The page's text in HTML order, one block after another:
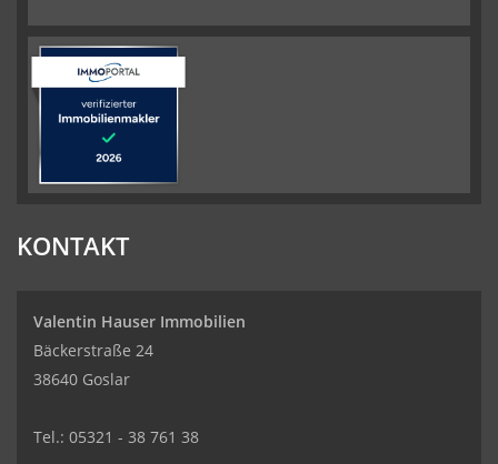
KONTAKT
Valentin Hauser Immobilien
Bäckerstraße 24
38640 Goslar
Tel.: 05321 - 38 761 38